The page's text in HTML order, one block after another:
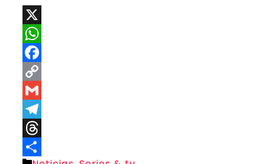
X
WhatsApp
Facebook
Copy
Link
Gmail
Telegram
Threads